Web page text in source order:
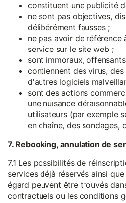
constituent une publicité
ne sont pas objectives,
délibérément fausses ;
ne pas avoir de référence
service sur le site web ;
sont immoraux,
contiennent des virus,
d'autres logiciels
sont des actions
une nuisance
utilisateurs (par exemple
en chaîne, des sondages,
7. Rebooking, annulation de
7.1 Les possibilités de
services déjà réservés ainsi
égard peuvent être trouvés
contractuels ou les conditions